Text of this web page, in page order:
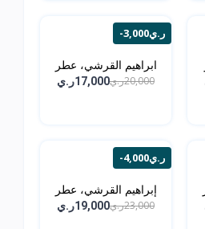
-3,000ر.ي
ابراهيم القرشي، عطر
مسك...20,000ر.ي 17,000ر.ي
-4,000ر.ي
إبراهيم القرشي، عطر
مسك...23,000ر.ي 19,000ر.ي